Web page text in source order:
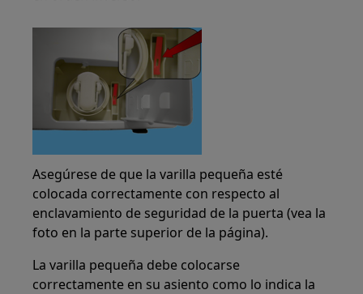
Asegúrese de que la varilla pequeña esté
colocada correctamente con respecto al
enclavamiento de seguridad de la puerta (vea la
foto en la parte superior de la página).
La varilla pequeña debe colocarse
correctamente en su asiento como lo indica la